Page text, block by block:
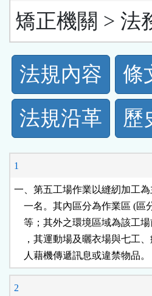
矯正機關 > 法
法
規
功
能
按
鈕
區
法規內容 條
法規沿革
歷
1
一、第五工場作業以縫紉加工
一名。其內區分為作業區 (
等；其外之環境區域為該工
，其運動場及曬衣場與七工
    人藉機傳遞訊息或違禁物品。
2